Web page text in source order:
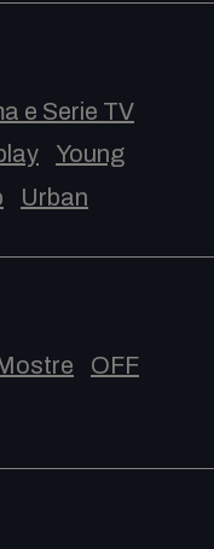
e Serie TV
Young
Urban
OFF